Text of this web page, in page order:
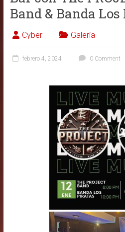
Band & Banda
Cyber Galería
febrero 4, 2024 0 Comment